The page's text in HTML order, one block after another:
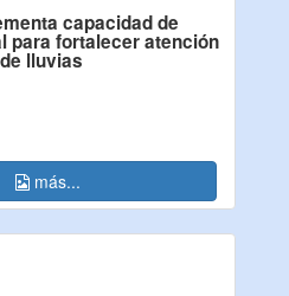
capacidad de
para fortalecer atención
lluvias
más...